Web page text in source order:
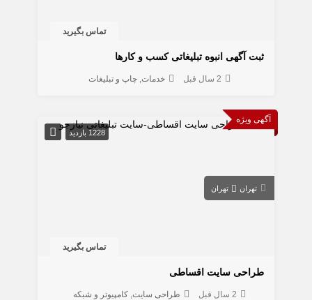
تماس بگیرید
ثبت آگهی انبوه تبلیغاتی کسب و کارها
2 سال قبل خدمات چاپ و تبلیغات
آگهی ویژه
1228 بازدید
تهران تهران
تماس بگیرید
طراحی سایت اقساطی
2 سال قبل طراحی سایت کامپیوتر و شبکه